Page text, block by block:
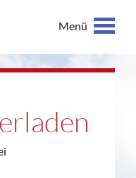
Menü